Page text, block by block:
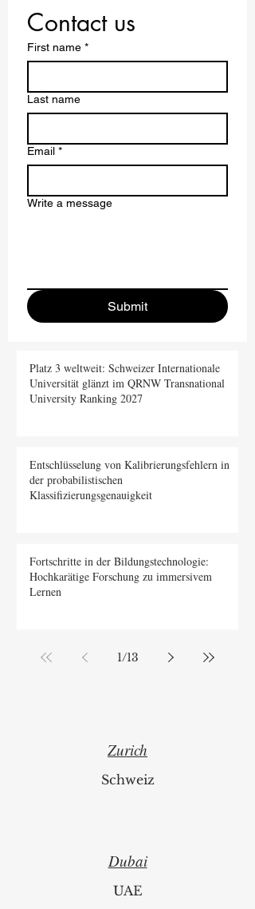
Contact us
First name *
Last name
Email *
Write a message
Submit
Platz 3 weltweit: Schweizer Internationale
Universität glänzt im QRNW Transnational
University Ranking 2027
Entschlüsselung von Kalibrierungsfehlern in
der probabilistischen
Klassifizierungsgenauigkeit
Fortschritte in der Bildungstechnologie:
Hochkarätige Forschung zu immersivem
Lernen
1/13
Zurich
Schweiz
Dubai
UAE